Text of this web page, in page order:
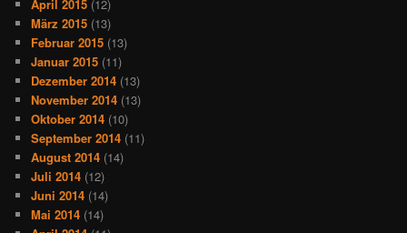
April 2015 (12)
März 2015 (13)
Februar 2015 (13)
Januar 2015 (11)
Dezember 2014 (13)
November 2014 (13)
Oktober 2014 (10)
September 2014 (11)
August 2014 (14)
Juli 2014 (12)
Juni 2014 (14)
Mai 2014 (14)